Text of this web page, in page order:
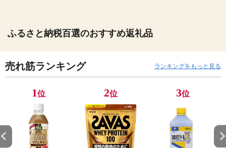
ふるさと納税百選のおすすめ返礼品
売れ筋ランキング ランキングをもっと見る
1位 2位 3位